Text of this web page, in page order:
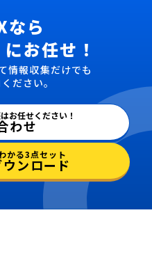
なら
お任せ！
情報収集だけでも
ださい。
お任せください！
わせ
かる3点セット
ンロード